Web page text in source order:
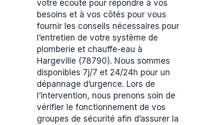
votre écoute pour répondre à vos
besoins et à vos côtés pour vous
fournir les conseils nécessaires pour
l’entretien de votre système de
plomberie et chauffe-eau à
Hargeville (78790). Nous sommes
disponibles 7j/7 et 24/24h pour un
dépannage d’urgence. Lors de
l’intervention, nous prenons soin de
vérifier le fonctionnement de vos
groupes de sécurité afin d’assurer la